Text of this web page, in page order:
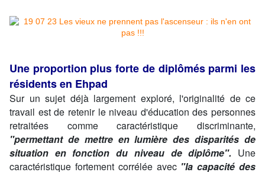
Une proportion plus forte de diplômés parmi les
résidents en Ehpad
Sur un sujet déjà largement exploré, l'originalité de ce
travail est de retenir le niveau d'éducation des personnes
retraitées comme caractéristique discriminante,
"permettant de mettre en lumière des disparités de
situation en fonction du niveau de diplôme". Une
caractéristique fortement corrélée avec "la capacité des